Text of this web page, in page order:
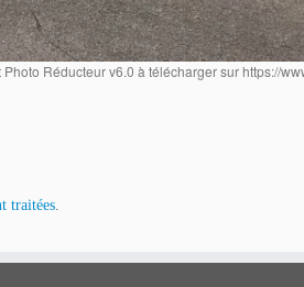
Réducteur v6.0 à télécharger sur https://
traitées.